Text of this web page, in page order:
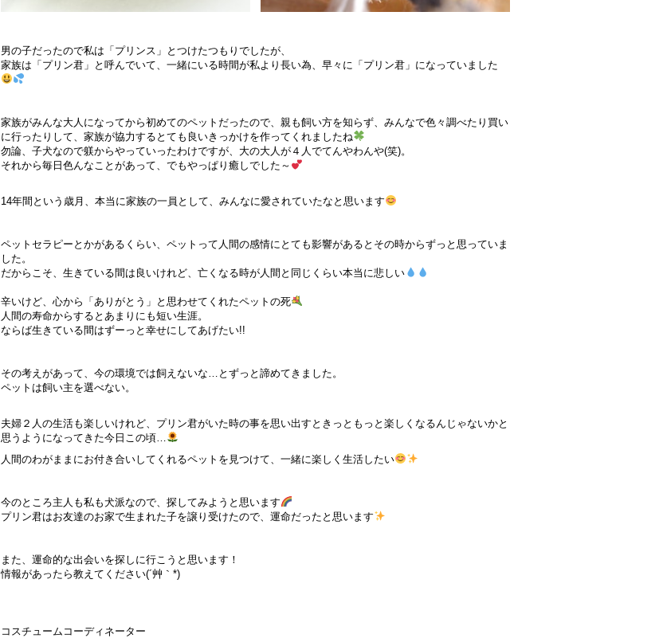
男の子だったので私は「プリンス」とつけたつもりでしたが、
家族は「プリン君」と呼んでいて、一緒にいる時間が私より長い為、早々に「プリン君」になっていました
家族がみんな大人になってから初めてのペットだったので、親も飼い方を知らず、みんなで色々調べたり買い
に行ったりして、家族が協力するとても良いきっかけを作ってくれましたね
勿論、子犬なので躾からやっていったわけですが、大の大人が４人でてんやわんや(笑)。
それから毎日色んなことがあって、でもやっぱり癒しでした～
14年間という歳月、本当に家族の一員として、みんなに愛されていたなと思います
ペットセラピーとかがあるくらい、ペットって人間の感情にとても影響があるとその時からずっと思っていま
した。
だからこそ、生きている間は良いけれど、亡くなる時が人間と同じくらい本当に悲しい
辛いけど、心から「ありがとう」と思わせてくれたペットの死
人間の寿命からするとあまりにも短い生涯。
ならば生きている間はずーっと幸せにしてあげたい!!
その考えがあって、今の環境では飼えないな…とずっと諦めてきました。
ペットは飼い主を選べない。
夫婦２人の生活も楽しいけれど、プリン君がいた時の事を思い出すときっともっと楽しくなるんじゃないかと
思うようになってきた今日この頃…
人間のわがままにお付き合いしてくれるペットを見つけて、一緒に楽しく生活したい
今のところ主人も私も犬派なので、探してみようと思います
プリン君はお友達のお家で生まれた子を譲り受けたので、運命だったと思います
また、運命的な出会いを探しに行こうと思います！
情報があったら教えてください(´艸｀*)
コスチュームコーディネーター